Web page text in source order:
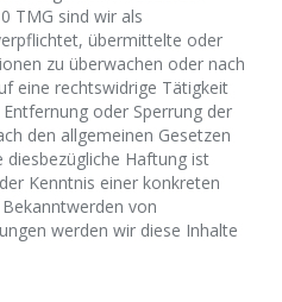
TMG sind wir als
übermittelte oder
zu überwachen oder nach
eine rechtswidrige Tätigkeit
oder Sperrung der
den allgemeinen Gesetzen
diesbezügliche Haftung ist
Kenntnis einer konkreten
von
werden wir diese Inhalte